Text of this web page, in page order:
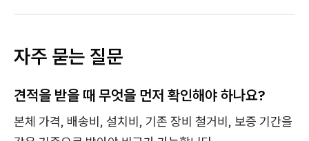
자주 묻는 질문
견적을 받을 때 무엇을 먼저 확인해야 하나요?
본체 가격, 배송비, 설치비, 기존 장비 철거비, 보증 기간을